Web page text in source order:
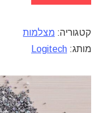
קטגוריה: מצלמות
מותג: Logitech